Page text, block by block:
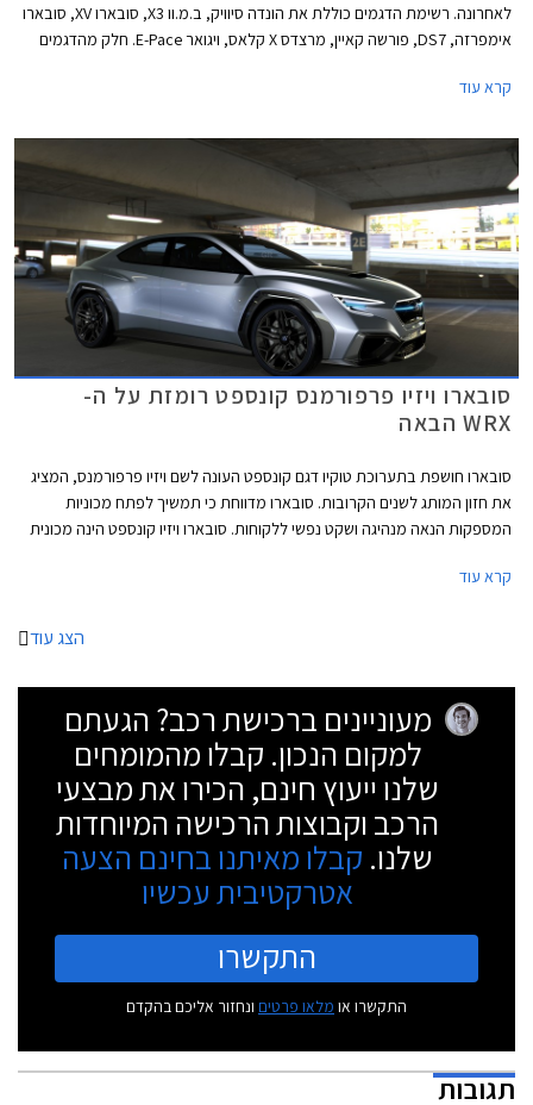
לאחרונה. רשימת הדגמים כוללת את הונדה סיוויק, ב.מ.וו X3, סובארו XV, סובארו
אימפרזה, DS7, פורשה קאיין, מרצדס X קלאס, ויגואר E-Pace. חלק מהדגמים
הדגמים שנבחנו זכו בציון מרבי של חמישה כוכבי בטיחות.
קרא עוד
סובארו ויזיו פרפורמנס קונספט רומזת על ה-
WRX הבאה
סובארו חושפת בתערוכת טוקיו דגם קונספט העונה לשם ויזיו פרפורמנס, המציג
את חזון המותג לשנים הקרובות. סובארו מדווחת כי תמשיך לפתח מכוניות
המספקות הנאה מנהיגה ושקט נפשי ללקוחות. סובארו ויזיו קונספט הינה מכונית
קרוסאוברים בלבד.
קרא עוד
הצג עוד
מעוניינים ברכישת רכב? הגעתם
למקום הנכון. קבלו מהמומחים
שלנו ייעוץ חינם, הכירו את מבצעי
הרכב וקבוצות הרכישה המיוחדות
שלנו. קבלו מאיתנו בחינם הצעה
אטרקטיבית עכשיו
התקשרו
התקשרו או מלאו פרטים ונחזור אליכם בהקדם
תגובות